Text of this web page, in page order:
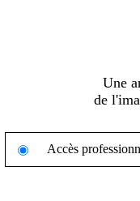
Une
de
Accès